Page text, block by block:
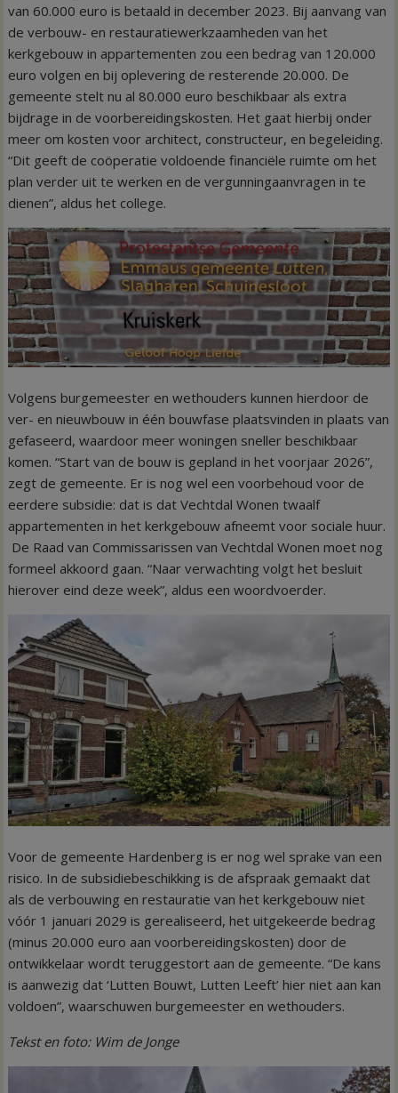
van 60.000 euro is betaald in december 2023. Bij aanvang van
de verbouw- en restauratiewerkzaamheden van het
kerkgebouw in appartementen zou een bedrag van 120.000
euro volgen en bij oplevering de resterende 20.000. De
gemeente stelt nu al 80.000 euro beschikbaar als extra
bijdrage in de voorbereidingskosten. Het gaat hierbij onder
meer om kosten voor architect, constructeur, en begeleiding.
“Dit geeft de coöperatie voldoende financiële ruimte om het
plan verder uit te werken en de vergunningaanvragen in te
dienen”, aldus het college.
Volgens burgemeester en wethouders kunnen hierdoor de
ver- en nieuwbouw in één bouwfase plaatsvinden in plaats van
gefaseerd, waardoor meer woningen sneller beschikbaar
komen. “Start van de bouw is gepland in het voorjaar 2026”,
zegt de gemeente. Er is nog wel een voorbehoud voor de
eerdere subsidie: dat is dat Vechtdal Wonen twaalf
appartementen in het kerkgebouw afneemt voor sociale huur.
De Raad van Commissarissen van Vechtdal Wonen moet nog
formeel akkoord gaan. “Naar verwachting volgt het besluit
hierover eind deze week”, aldus een woordvoerder.
Voor de gemeente Hardenberg is er nog wel sprake van een
risico. In de subsidiebeschikking is de afspraak gemaakt dat
als de verbouwing en restauratie van het kerkgebouw niet
vóór 1 januari 2029 is gerealiseerd, het uitgekeerde bedrag
(minus 20.000 euro aan voorbereidingskosten) door de
ontwikkelaar wordt teruggestort aan de gemeente. “De kans
is aanwezig dat ‘Lutten Bouwt, Lutten Leeft’ hier niet aan kan
voldoen”, waarschuwen burgemeester en wethouders.
Tekst en foto: Wim de Jonge